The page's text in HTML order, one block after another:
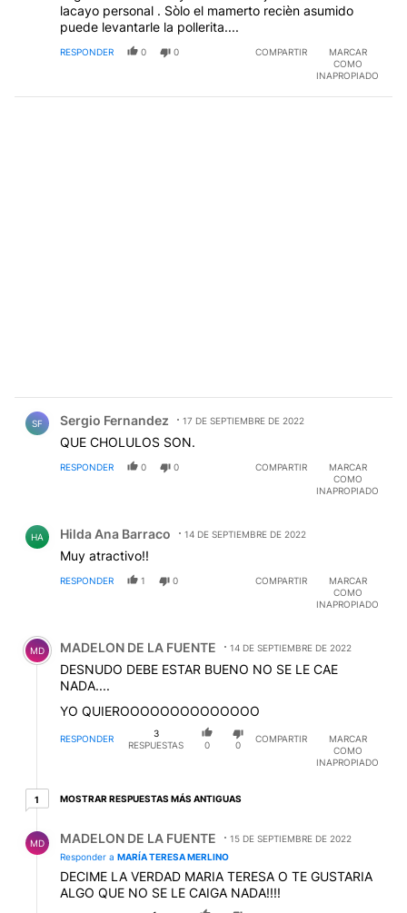
lacayo personal . Sòlo el mamerto recièn asumido
puede levantarle la pollerita....
RESPONDER 0 0 COMPARTIR
MARCAR
COMO
INAPROPIADO
SF Sergio Fernandez 17 DE SEPTIEMBRE DE 2022
QUE CHOLULOS SON.
RESPONDER 0 0 COMPARTIR
MARCAR
COMO
INAPROPIADO
HA Hilda Ana Barraco 14 DE SEPTIEMBRE DE 2022
Muy atractivo!!
RESPONDER 1 0 COMPARTIR
MARCAR
COMO
INAPROPIADO
Comentario de MADELON DE LA FUENTE.
MD MADELON DE LA FUENTE 14 DE SEPTIEMBRE DE 2022
DESNUDO DEBE ESTAR BUENO NO SE LE CAE
NADA....
YO QUIEROOOOOOOOOOOOOO
RESPONDER
3
RESPUESTAS
0 0
COMPARTIR
MARCAR
COMO
INAPROPIADO
11 respuesta más antiguas
MOSTRAR RESPUESTAS MÁS ANTIGUAS
MD MADELON DE LA FUENTE
15 DE SEPTIEMBRE DE 2022
Responder a MARÍA TERESA MERLINO
DECIME LA VERDAD MARIA TERESA O TE GUSTARIA
ALGO QUE NO SE LE CAIGA NADA!!!!